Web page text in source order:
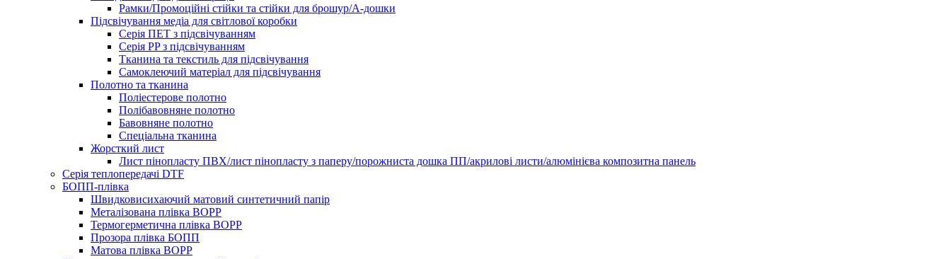
Рамки/Промоційні стійки та стійки для брошур/А-дошки
Підсвічування медіа для світлової коробки
Серія ПЕТ з підсвічуванням
Серія PP з підсвічуванням
Тканина та текстиль для підсвічування
Самоклеючий матеріал для підсвічування
Полотно та тканина
Поліестерове полотно
Полібавовняне полотно
Бавовняне полотно
Спеціальна тканина
Жорсткий лист
Лист пінопласту ПВХ/лист пінопласту з паперу/порожниста дошка ПП/акрилові листи/алюмінієва композитна панель
Серія теплопередачі DTF
БОПП-плівка
Швидковисихаючий матовий синтетичний папір
Металізована плівка BOPP
Термогерметична плівка BOPP
Прозора плівка БОПП
Матова плівка BOPP